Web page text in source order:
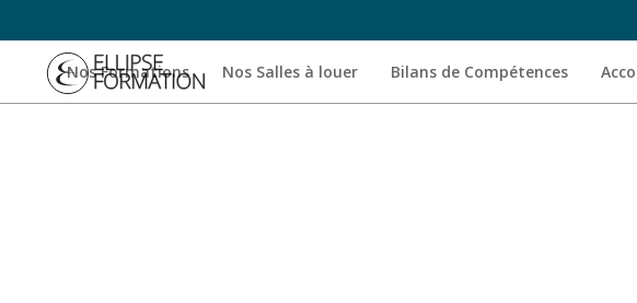
Nos Formations Nos Salles à louer Bilans de Compétences